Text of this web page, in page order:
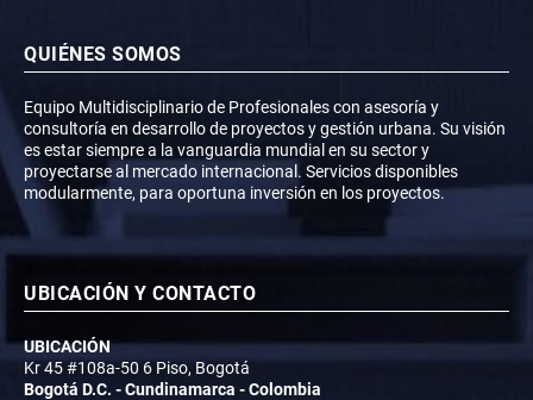
QUIÉNES SOMOS
Equipo Multidisciplinario de Profesionales con asesoría y
consultoría en desarrollo de proyectos y gestión urbana. Su visión
es estar siempre a la vanguardia mundial en su sector y
proyectarse al mercado internacional. Servicios disponibles
modularmente, para oportuna inversión en los proyectos.
UBICACIÓN Y CONTACTO
UBICACIÓN
Kr 45 #108a-50 6 Piso, Bogotá
Bogotá D.C. - Cundinamarca - Colombia